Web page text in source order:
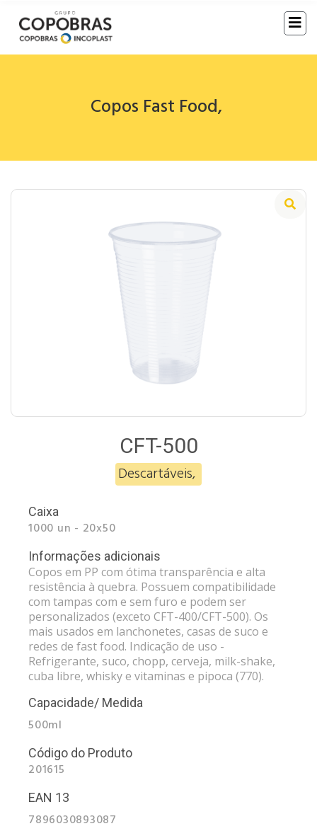
Copos Fast Food,
CFT-500
Descartáveis,
Caixa
1000 un - 20x50
Informações adicionais
Copos em PP com ótima transparência e alta
resistência à quebra. Possuem compatibilidade
com tampas com e sem furo e podem ser
personalizados (exceto CFT-400/CFT-500). Os
mais usados em lanchonetes, casas de suco e
redes de fast food. Indicação de uso -
Refrigerante, suco, chopp, cerveja, milk-shake,
cuba libre, whisky e vitaminas e pipoca (770).
Capacidade/ Medida
500ml
Código do Produto
201615
EAN 13
7896030893087